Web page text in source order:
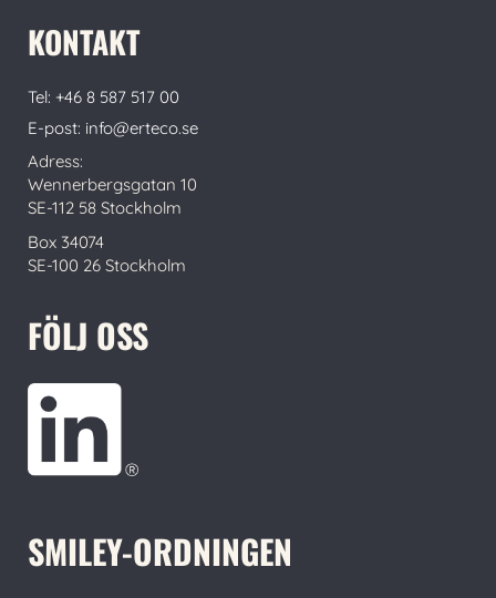
KONTAKT
Tel: +46 8 587 517 00
E-post: info@erteco.se
Adress:
Wennerbergsgatan 10
SE-112 58 Stockholm
Box 34074
SE-100 26 Stockholm
FÖLJ OSS
SMILEY-ORDNINGEN